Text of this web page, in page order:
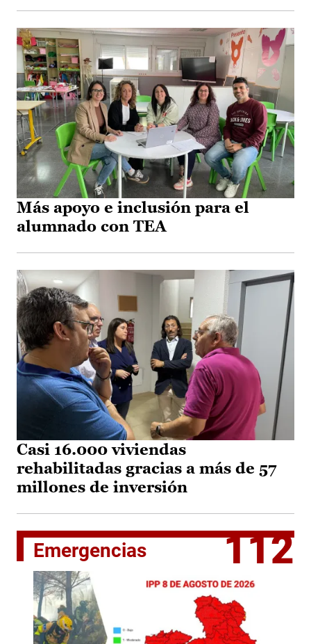
Más apoyo e inclusión para el
alumnado con TEA
Casi 16.000 viviendas
rehabilitadas gracias a más de 57
millones de inversión
Emergencias 112